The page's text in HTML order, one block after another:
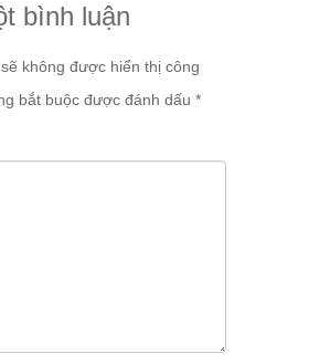
bình luận
không được hiển thị công
bắt buộc được đánh dấu *